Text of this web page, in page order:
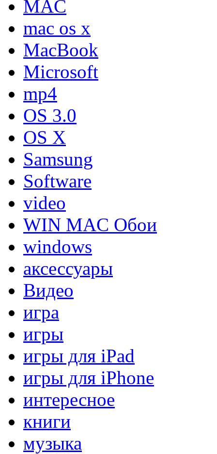
MAC
mac os x
MacBook
Microsoft
mp4
OS 3.0
OS X
Samsung
Software
video
WIN MAC Обои
windows
аксессуары
Видео
игра
игры
игры для iPad
игры для iPhone
интересное
книги
музыка